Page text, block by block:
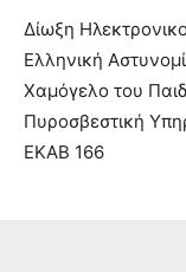
Δίωξη
Ελληνική
Χαμόγελο του
Πυροσβεστική
ΕΚΑΒ 166